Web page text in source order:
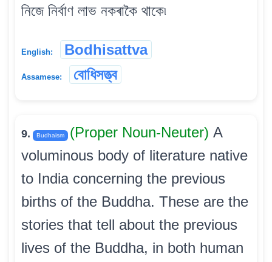
নিজে নিৰ্বাণ লাভ নকৰাকৈ থাকে৷
English: Bodhisattva
Assamese: বোধিসত্ত্ব
9. Budhaism (Proper Noun-Neuter) A
voluminous body of literature native
to India concerning the previous
births of the Buddha. These are the
stories that tell about the previous
lives of the Buddha, in both human